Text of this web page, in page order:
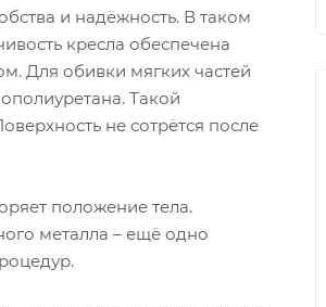
и надёжность. В таком
кресла обеспечена
Для обивки мягких частей
Такой
не сотрётся после
положение тела.
металла – ещё одно